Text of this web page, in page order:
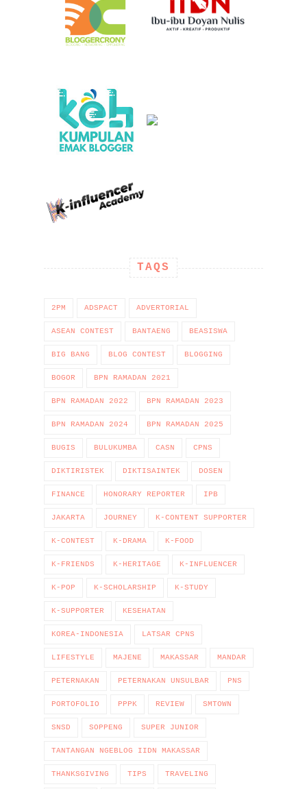
TAQS
2PM ADSPACT ADVERTORIAL
ASEAN CONTEST BANTAENG BEASISWA
BIG BANG BLOG CONTEST BLOGGING
BOGOR BPN RAMADAN 2021
BPN RAMADAN 2022 BPN RAMADAN 2023
BPN RAMADAN 2024 BPN RAMADAN 2025
BUGIS BULUKUMBA CASN CPNS
DIKTIRISTEK DIKTISAINTEK DOSEN
FINANCE HONORARY REPORTER IPB
JAKARTA JOURNEY K-CONTENT SUPPORTER
K-CONTEST K-DRAMA K-FOOD
K-FRIENDS K-HERITAGE K-INFLUENCER
K-POP K-SCHOLARSHIP K-STUDY
K-SUPPORTER KESEHATAN
KOREA-INDONESIA LATSAR CPNS
LIFESTYLE MAJENE MAKASSAR MANDAR
PETERNAKAN PETERNAKAN UNSULBAR PNS
PORTOFOLIO PPPK REVIEW SMTOWN
SNSD SOPPENG SUPER JUNIOR
TANTANGAN NGEBLOG IIDN MAKASSAR
THANKSGIVING TIPS TRAVELING